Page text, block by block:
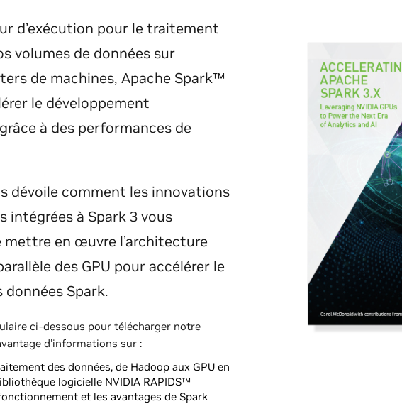
d’exécution pour le traitement
volumes de données sur
de machines, Apache Spark™
le développement
à des performances de
dévoile comment les innovations
intégrées à Spark 3 vous
en œuvre l’architecture
des GPU pour accélérer le
Spark.
ci-dessous pour télécharger notre
d'informations sur :
des données, de Hadoop aux GPU en
logicielle NVIDIA RAPIDS™
et les avantages de Spark